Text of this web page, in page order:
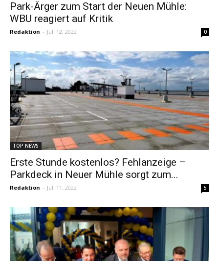
Park-Ärger zum Start der Neuen Mühle:
WBU reagiert auf Kritik
Redaktion - Juli 12, 2022 0
TOP NEWS
Erste Stunde kostenlos? Fehlanzeige –
Parkdeck in Neuer Mühle sorgt zum...
Redaktion - Juli 11, 2022 5